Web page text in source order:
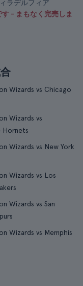
ラデルフィア
- まもなく完売しま
Wizards vs Chicago
Wizards vs
Hornets
Wizards vs New York
Wizards vs Los
Wizards vs San
Wizards vs Memphis